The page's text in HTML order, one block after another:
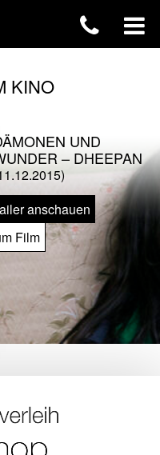
KINO
UND
– DHEEPAN
anschauen
Film